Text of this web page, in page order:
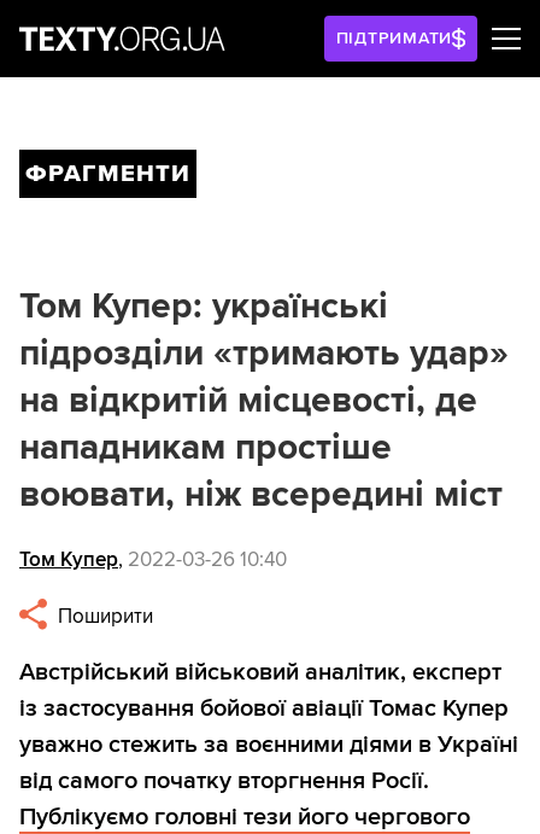
ПІДТРИМАТИ
ФРАГМЕНТИ
Том Купер: українські
підрозділи «тримають удар»
на відкритій місцевості, де
нападникам простіше
воювати, ніж всередині міст
Том Купер, 2022-03-26 10:40
Поширити
Австрійський військовий аналітик, експерт
із застосування бойової авіації Томас Купер
уважно стежить за воєнними діями в Україні
від самого початку вторгнення Росії.
Публікуємо головні тези його чергового